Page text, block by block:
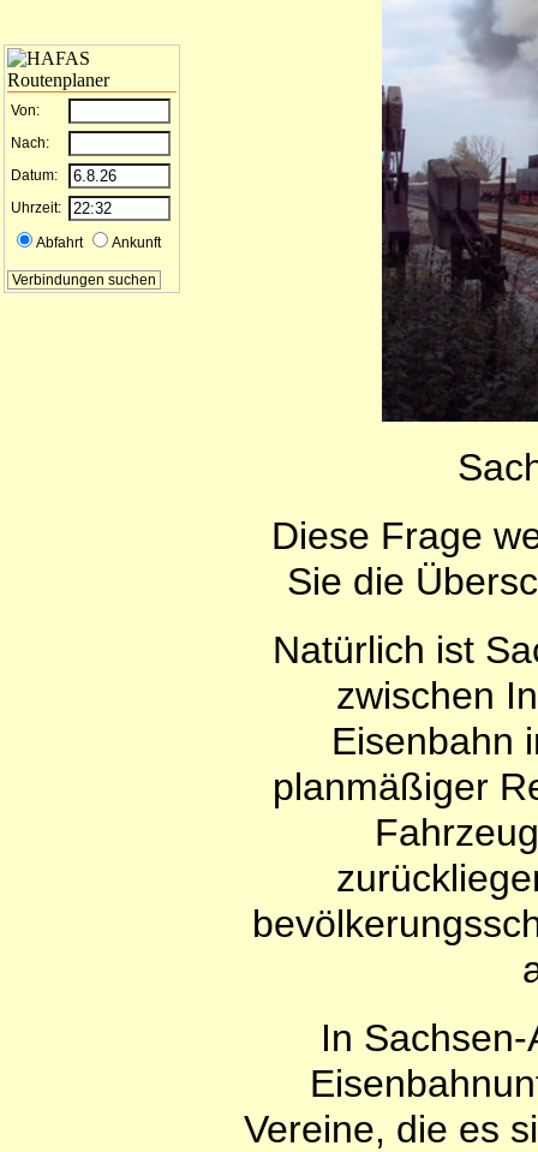
Von:
Nach:
Datum:
Uhrzeit:
Abfahrt Ankunft
Diese Frage
Sie die
Natürlich ist
zwischen
Eisenbahn
planmäßiger
In
Vereine, die es